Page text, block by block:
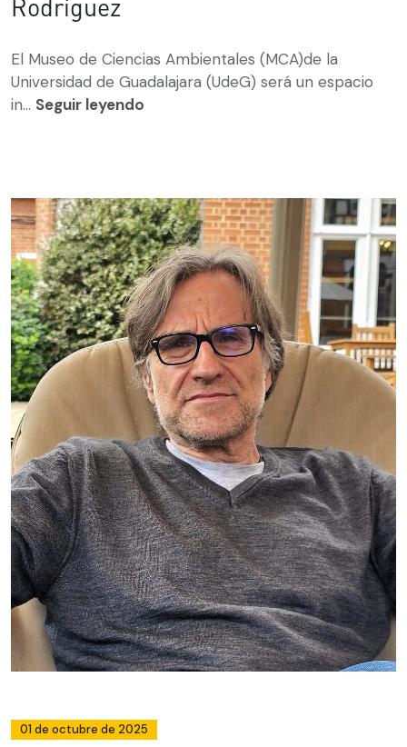
Rodríguez
El Museo de Ciencias Ambientales (MCA)de la
Universidad de Guadalajara (UdeG) será un espacio
in... Seguir leyendo
01 de octubre de 2025